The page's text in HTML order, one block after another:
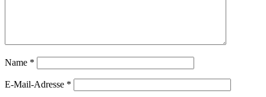
Name *
E-Mail-Adresse *